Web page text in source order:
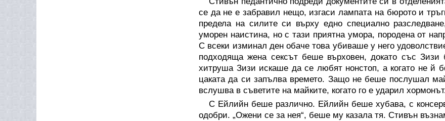
се да не е забравил нещо, изгаси лампата на бюрото и
предела на силите си върху едно специално
уморен наистина, но с тази приятна умора, породена от
С всеки изминал ден обаче това убиваше у него
подходяща жена сексът беше върховен, докато със
хитруша Зизи искаше да се любят нонстоп, а когато не
цаката да си запълва времето. Защо не беше послушал
вслушва в съветите на майките, когато го е ударил
С Ейлийн беше различно. Ейлийн беше хубава, с
одобри. „Ожени се за нея“, беше му казала тя. Стивън